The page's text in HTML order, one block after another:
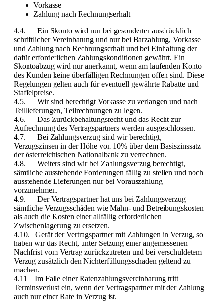
Vorkasse
Zahlung nach Rechnungserhalt
4.4. Ein Skonto wird nur bei gesonderter ausdrücklich
schriftlicher Vereinbarung und nur bei Barzahlung, Vorkasse
und Zahlung nach Rechnungserhalt und bei Einhaltung der
dafür erforderlichen Zahlungskonditionen gewährt. Ein
Skontoabzug wird nur anerkannt, wenn am laufenden Konto
des Kunden keine überfälligen Rechnungen offen sind. Diese
Regelungen gelten auch für eventuell gewährte Rabatte und
Staffelpreise.
4.5. Wir sind berechtigt Vorkasse zu verlangen und nach
Teillieferungen, Teilrechnungen zu legen.
4.6. Das Zurückbehaltungsrecht und das Recht zur
Aufrechnung des Vertragspartners werden ausgeschlossen.
4.7. Bei Zahlungsverzug sind wir berechtigt,
Verzugszinsen in der Höhe von 10% über dem Basiszinssatz
der österreichischen Nationalbank zu verrechnen.
4.8. Weiters sind wir bei Zahlungsverzug berechtigt,
sämtliche ausstehende Forderungen fällig zu stellen und noch
ausstehende Lieferungen nur bei Vorauszahlung
vorzunehmen.
4.9. Der Vertragspartner hat uns bei Zahlungsverzug
sämtliche Verzugsschäden wie Mahn- und Betreibungskosten
als auch die Kosten einer allfällig erforderlichen
Zwischenlagerung zu ersetzen.
4.10. Gerät der Vertragspartner mit Zahlungen in Verzug, so
haben wir das Recht, unter Setzung einer angemessenen
Nachfrist vom Vertrag zurückzutreten und bei verschuldetem
Verzug zusätzlich den Nichterfüllungsschaden geltend zu
machen.
4.11. Im Falle einer Ratenzahlungsvereinbarung tritt
Terminsverlust ein, wenn der Vertragspartner mit der Zahlung
auch nur einer Rate in Verzug ist.